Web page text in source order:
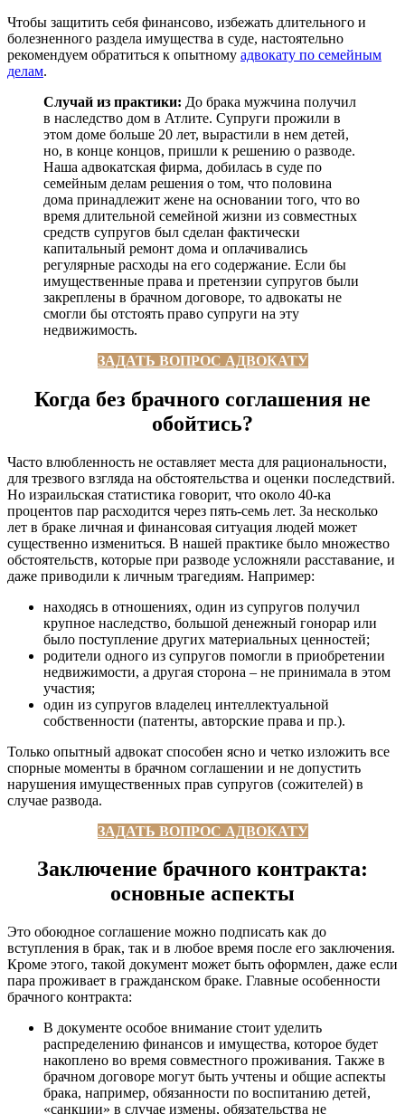
Чтобы защитить себя финансово, избежать длительного и
болезненного раздела имущества в суде, настоятельно
рекомендуем обратиться к опытному адвокату по семейным
делам.
Случай из практики: До брака мужчина получил
в наследство дом в Атлите. Супруги прожили в
этом доме больше 20 лет, вырастили в нем детей,
но, в конце концов, пришли к решению о разводе.
Наша адвокатская фирма, добилась в суде по
семейным делам решения о том, что половина
дома принадлежит жене на основании того, что во
время длительной семейной жизни из совместных
средств супругов был сделан фактически
капитальный ремонт дома и оплачивались
регулярные расходы на его содержание. Если бы
имущественные права и претензии супругов были
закреплены в брачном договоре, то адвокаты не
смогли бы отстоять право супруги на эту
недвижимость.
ЗАДАТЬ ВОПРОС АДВОКАТУ
Когда без брачного соглашения не
обойтись?
Часто влюбленность не оставляет места для рациональности,
для трезвого взгляда на обстоятельства и оценки последствий.
Но израильская статистика говорит, что около 40-ка
процентов пар расходится через пять-семь лет. За несколько
лет в браке личная и финансовая ситуация людей может
существенно измениться. В нашей практике было множество
обстоятельств, которые при разводе усложняли расставание, и
даже приводили к личным трагедиям. Например:
находясь в отношениях, один из супругов получил
крупное наследство, большой денежный гонорар или
было поступление других материальных ценностей;
родители одного из супругов помогли в приобретении
недвижимости, а другая сторона – не принимала в этом
участия;
один из супругов владелец интеллектуальной
собственности (патенты, авторские права и пр.).
Только опытный адвокат способен ясно и четко изложить все
спорные моменты в брачном соглашении и не допустить
нарушения имущественных прав супругов (сожителей) в
случае развода.
ЗАДАТЬ ВОПРОС АДВОКАТУ
Заключение брачного контракта:
основные аспекты
Это обоюдное соглашение можно подписать как до
вступления в брак, так и в любое время после его заключения.
Кроме этого, такой документ может быть оформлен, даже если
пара проживает в гражданском браке. Главные особенности
брачного контракта:
В документе особое внимание стоит уделить
распределению финансов и имущества, которое будет
накоплено во время совместного проживания. Также в
брачном договоре могут быть учтены и общие аспекты
брака, например, обязанности по воспитанию детей,
«санкции» в случае измены, обязательства не